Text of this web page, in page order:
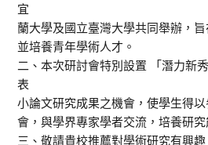
宜
蘭大學及國立臺灣大學共同舉辦，
並培養青年學術人才。
二、本次研討會特別設置 「潛力新
表
小論文研究成果之機會，使學生得
會，與學界專家學者交流，培養研究
三、敬請貴校推薦對學術研究有興